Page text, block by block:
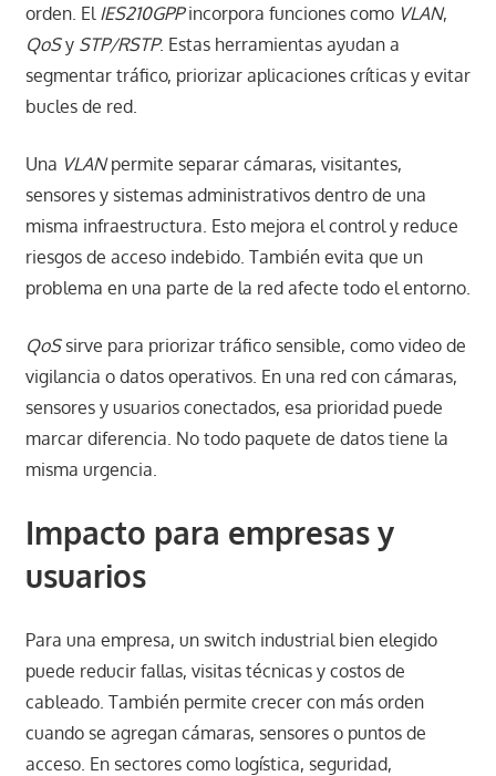
orden. El IES210GPPincorpora funciones como VLAN,
QoSy STP/RSTP. Estas herramientas ayudan a
segmentar tráfico, priorizar aplicaciones críticas y evitar
bucles de red.
Una VLANpermite separar cámaras, visitantes,
sensores y sistemas administrativos dentro de una
misma infraestructura. Esto mejora el control y reduce
riesgos de acceso indebido. También evita que un
problema en una parte de la red afecte todo el entorno.
QoSsirve para priorizar tráfico sensible, como video de
vigilancia o datos operativos. En una red con cámaras,
sensores y usuarios conectados, esa prioridad puede
marcar diferencia. No todo paquete de datos tiene la
misma urgencia.
Impacto para empresas y
usuarios
Para una empresa, un switch industrial bien elegido
puede reducir fallas, visitas técnicas y costos de
cableado. También permite crecer con más orden
cuando se agregan cámaras, sensores o puntos de
acceso. En sectores como logística, seguridad,